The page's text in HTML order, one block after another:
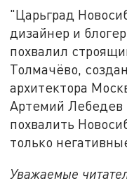
"Царьград
дизайнер и
похвалил
Толмачёво,
архитектора
Артемий Лебедев
похвалить
только
Уважаемые